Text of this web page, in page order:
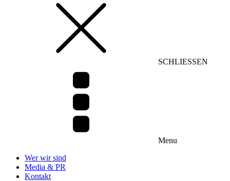
SCHLIESSEN
Menu
Wer wir sind
Media & PR
Kontakt